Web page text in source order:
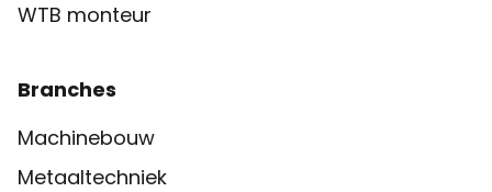
WTB monteur
Branches
Machinebouw
Metaaltechniek